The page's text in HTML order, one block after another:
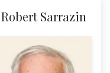
Robert Sarrazin